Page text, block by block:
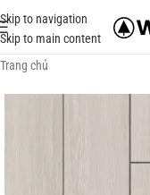
Skip to navigation
Skip to main content
Trang chủ